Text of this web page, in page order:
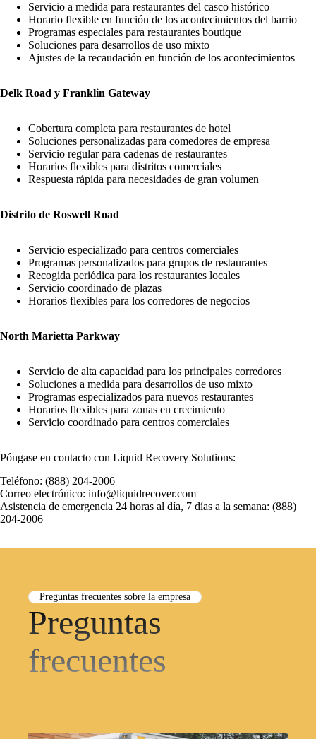
Servicio a medida para restaurantes del casco histórico
Horario flexible en función de los acontecimientos del barrio
Programas especiales para restaurantes boutique
Soluciones para desarrollos de uso mixto
Ajustes de la recaudación en función de los acontecimientos
Delk Road y Franklin Gateway
Cobertura completa para restaurantes de hotel
Soluciones personalizadas para comedores de empresa
Servicio regular para cadenas de restaurantes
Horarios flexibles para distritos comerciales
Respuesta rápida para necesidades de gran volumen
Distrito de Roswell Road
Servicio especializado para centros comerciales
Programas personalizados para grupos de restaurantes
Recogida periódica para los restaurantes locales
Servicio coordinado de plazas
Horarios flexibles para los corredores de negocios
North Marietta Parkway
Servicio de alta capacidad para los principales corredores
Soluciones a medida para desarrollos de uso mixto
Programas especializados para nuevos restaurantes
Horarios flexibles para zonas en crecimiento
Servicio coordinado para centros comerciales
Póngase en contacto con Liquid Recovery Solutions:
Teléfono: (888) 204-2006
Correo electrónico: info@liquidrecover.com
Asistencia de emergencia 24 horas al día, 7 días a la semana: (888)
204-2006
Preguntas frecuentes sobre la empresa
Preguntas
frecuentes